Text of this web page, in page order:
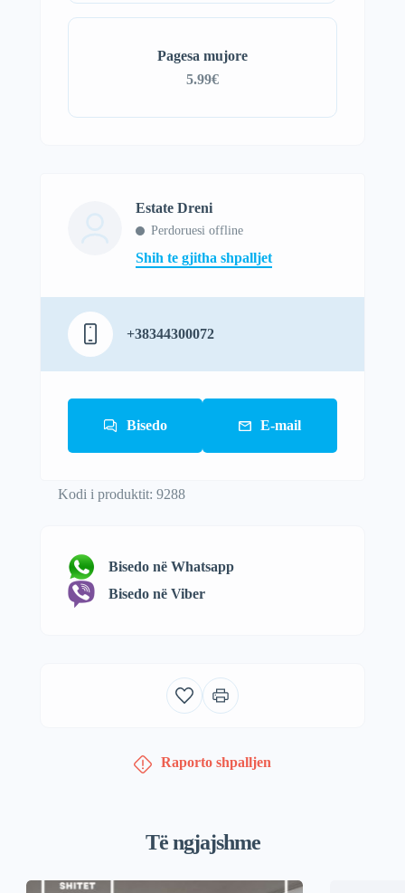
Pagesa mujore
5.99€
Estate Dreni
Perdoruesi offline
Shih te gjitha shpalljet
+38344300072
Bisedo E-mail
Kodi i produktit: 9288
Bisedo në Whatsapp
Bisedo në Viber
Raporto shpalljen
Të ngjajshme